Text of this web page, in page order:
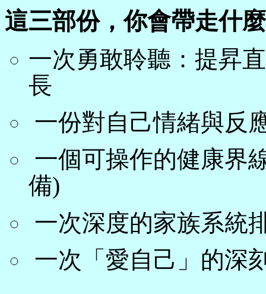
這三部份，你會帶走什
一次勇敢聆聽：提昇
長
一份對自己情緒與反
一個可操作的健康界
備)
一次深度的家族系統
一次「愛自己」的深